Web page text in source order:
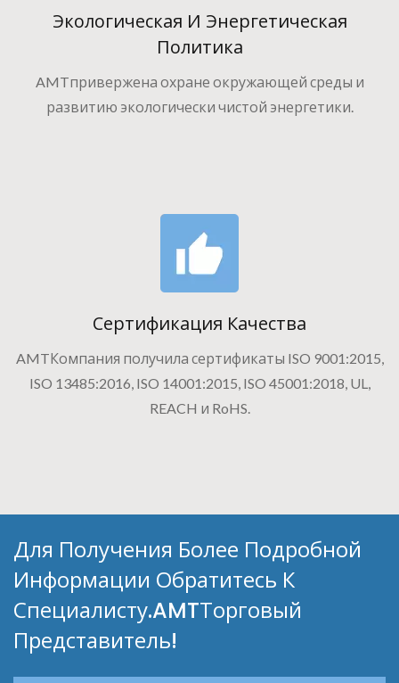
Экологическая И Энергетическая
Политика
AMTпривержена охране окружающей среды и
развитию экологически чистой энергетики.
Сертификация Качества
AMTКомпания получила сертификаты ISO 9001:2015,
ISO 13485:2016, ISO 14001:2015, ISO 45001:2018, UL,
REACH и RoHS.
Для Получения Более Подробной
Информации Обратитесь К
Специалисту.AMTТорговый
Представитель!